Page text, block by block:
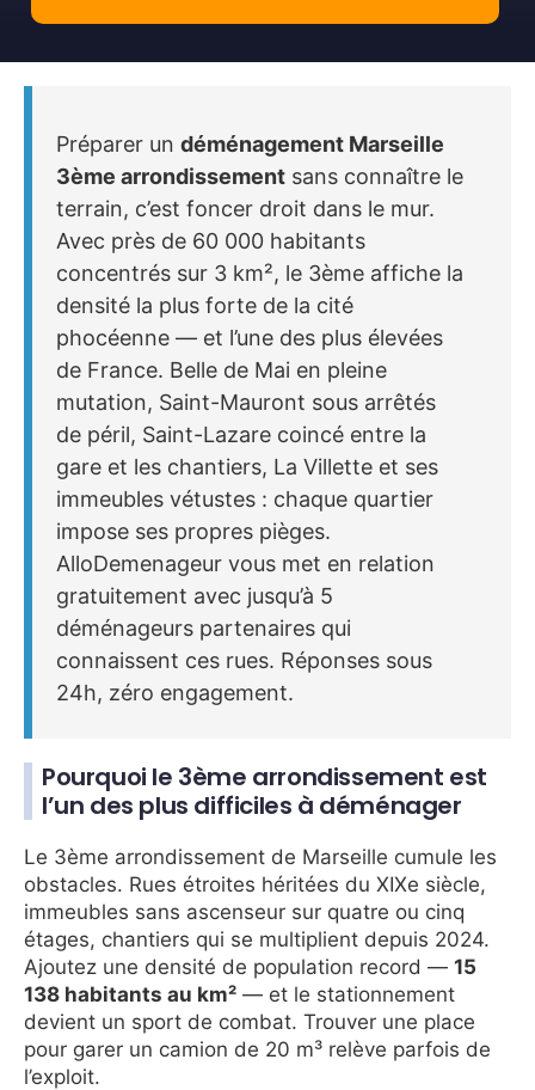
Préparer un déménagement Marseille
3ème arrondissement sans connaître le
terrain, c’est foncer droit dans le mur.
Avec près de 60 000 habitants
concentrés sur 3 km², le 3ème affiche la
densité la plus forte de la cité
phocéenne — et l’une des plus élevées
de France. Belle de Mai en pleine
mutation, Saint-Mauront sous arrêtés
de péril, Saint-Lazare coincé entre la
gare et les chantiers, La Villette et ses
immeubles vétustes : chaque quartier
impose ses propres pièges.
AlloDemenageur vous met en relation
gratuitement avec jusqu’à 5
déménageurs partenaires qui
connaissent ces rues. Réponses sous
24h, zéro engagement.
Pourquoi le 3ème arrondissement est
l’un des plus difficiles à déménager
Le 3ème arrondissement de Marseille cumule les
obstacles. Rues étroites héritées du XIXe siècle,
immeubles sans ascenseur sur quatre ou cinq
étages, chantiers qui se multiplient depuis 2024.
Ajoutez une densité de population record — 15
138 habitants au km² — et le stationnement
devient un sport de combat. Trouver une place
pour garer un camion de 20 m³ relève parfois de
l’exploit.